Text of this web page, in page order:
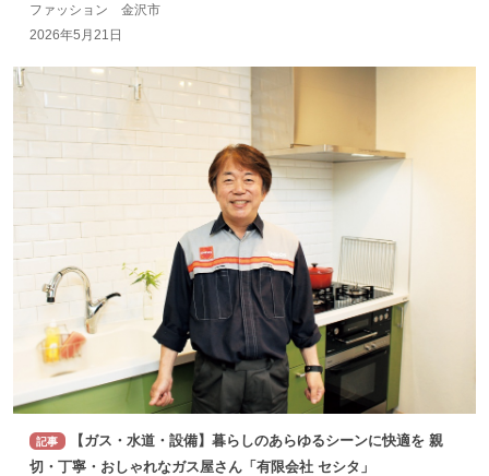
ファッション 金沢市
2026年5月21日
記事
【ガス・水道・設備】暮らしのあらゆるシーンに快適を 親
切・丁寧・おしゃれなガス屋さん「有限会社 セシタ」